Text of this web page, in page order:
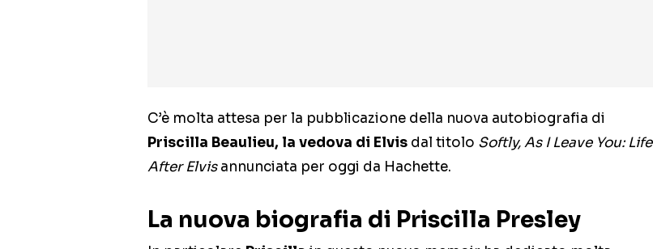
C’è molta attesa per la pubblicazione della nuova autobiografia di
Priscilla Beaulieu, la vedova di Elvis dal titolo Softly, As I Leave You: Life
After Elvisannunciata per oggi da Hachette.
La nuova biografia di Priscilla Presley